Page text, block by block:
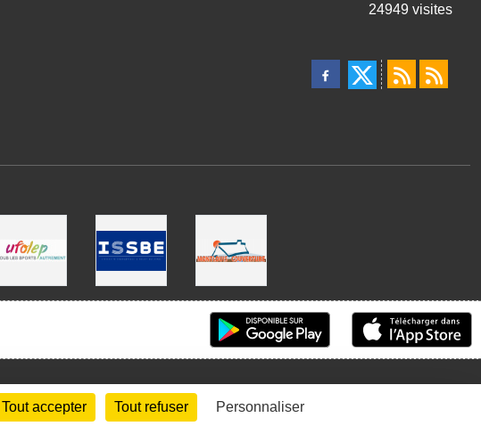
24949 visites
Tout accepter Tout refuser Personnaliser